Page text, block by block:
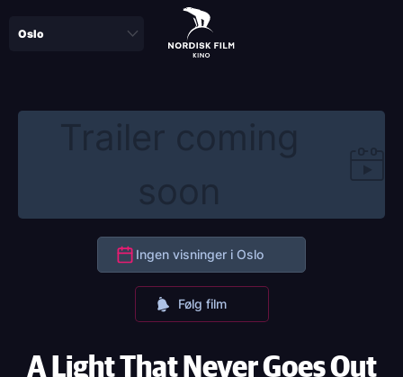
Ingen visninger i Oslo
Følg film
A Light That Never Goes Out